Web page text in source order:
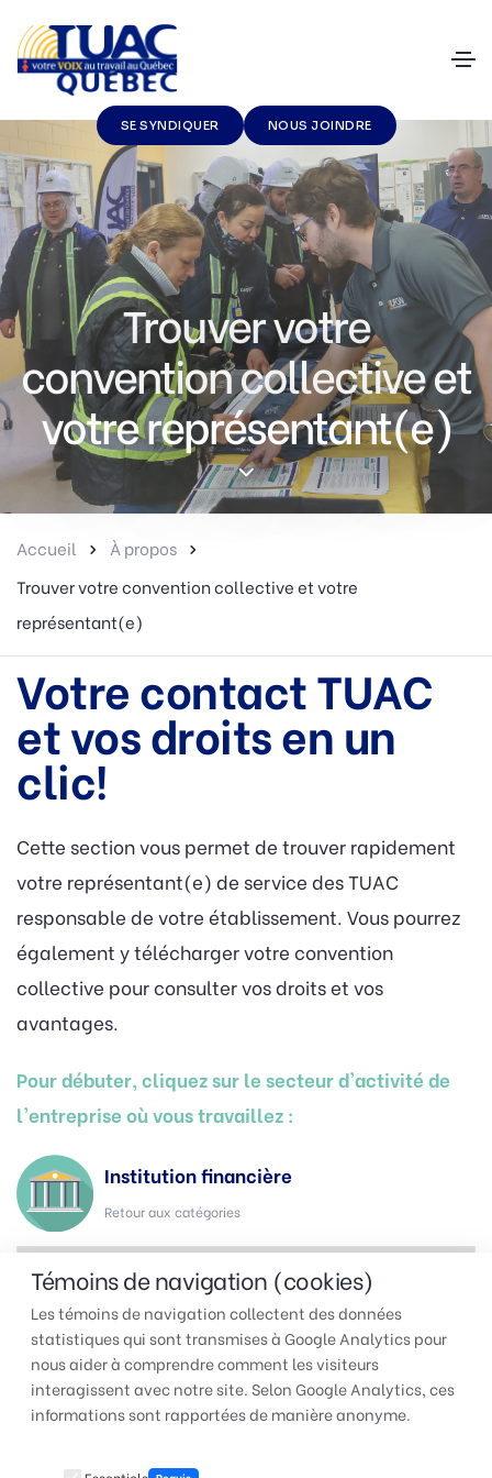
Témoins de navigation (cookies)
Les témoins de navigation collectent des données
statistiques qui sont transmises à Google Analytics pour
nous aider à comprendre comment les visiteurs
interagissent avec notre site. Selon Google Analytics, ces
informations sont rapportées de manière anonyme.
SE SYNDIQUER NOUS JOINDRE
Trouver votre
convention collective et
votre représentant(e)
Accueil
À propos
Trouver votre convention collective et votre
représentant(e)
Votre contact TUAC
et vos droits en un
clic!
Cette section vous permet de trouver rapidement
votre représentant(e) de service des TUAC
responsable de votre établissement. Vous pourrez
également y télécharger votre convention
collective pour consulter vos droits et vos
avantages.
Pour débuter, cliquez sur le secteur d'activité de
l'entreprise où vous travaillez :
Institution financière
Retour aux catégories
TUAC QUÉBEC | Pour faire